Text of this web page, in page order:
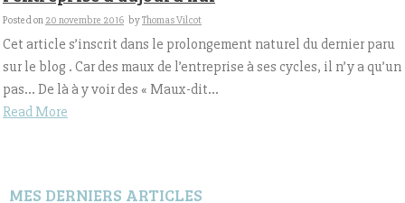
Posted on 20 novembre 2016 byThomas Vilcot
Cet article s’inscrit dans le prolongement naturel du dernier paru
sur le blog . Car des maux de l’entreprise à ses cycles, il n’y a qu’un
pas… De là à y voir des « Maux-dit...
Read More
MES DERNIERS ARTICLES